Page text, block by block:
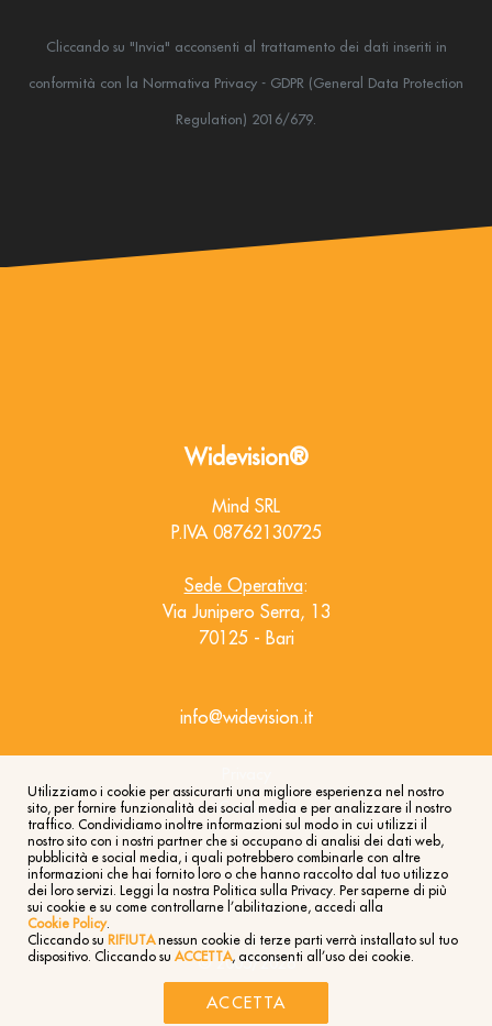
Cliccando su "Invia" acconsenti al trattamento dei dati inseriti in
conformità con la Normativa Privacy - GDPR (General Data Protection
Regulation) 2016/679.
Utilizziamo i cookie per assicurarti una migliore esperienza nel nostro
sito, per fornire funzionalità dei social media e per analizzare il nostro
traffico. Condividiamo inoltre informazioni sul modo in cui utilizzi il
nostro sito con i nostri partner che si occupano di analisi dei dati web,
pubblicità e social media, i quali potrebbero combinarle con altre
informazioni che hai fornito loro o che hanno raccolto dal tuo utilizzo
dei loro servizi. Leggi la nostra Politica sulla Privacy. Per saperne di più
sui cookie e su come controllarne l’abilitazione, accedi alla
Cookie Policy.
Cliccando su RIFIUTAnessun cookie di terze parti verrà installato sul tuo
dispositivo. Cliccando su ACCETTA, acconsenti all’uso dei cookie.
ACCETTA
Widevision®
Mind SRL
P.IVA 08762130725
Sede Operativa:
Via Junipero Serra, 13
70125 - Bari
info@widevision.it
Cookies
© 2005/2026